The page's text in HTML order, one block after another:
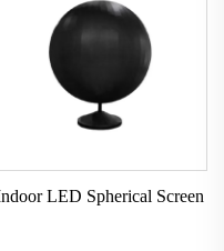
LED Spherical Screen